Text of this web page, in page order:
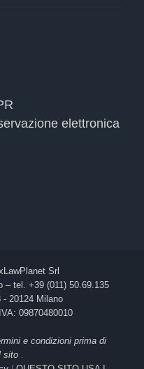
elettronica
Srl
– tel. +39 (011) 50.69.135
20124 Milano
09870480010
e condizioni prima di
sito